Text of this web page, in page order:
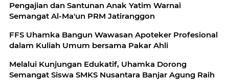
Pengajian dan Santunan Anak Yatim Warnai
Semangat Al-Ma'un PRM Jatiranggon
FFS Uhamka Bangun Wawasan Apoteker Profesional
dalam Kuliah Umum bersama Pakar Ahli
Melalui Kunjungan Edukatif, Uhamka Dorong
Semangat Siswa SMKS Nusantara Banjar Agung Raih